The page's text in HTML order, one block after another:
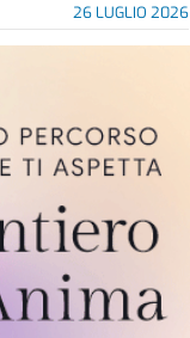
26 LUGLIO 2026